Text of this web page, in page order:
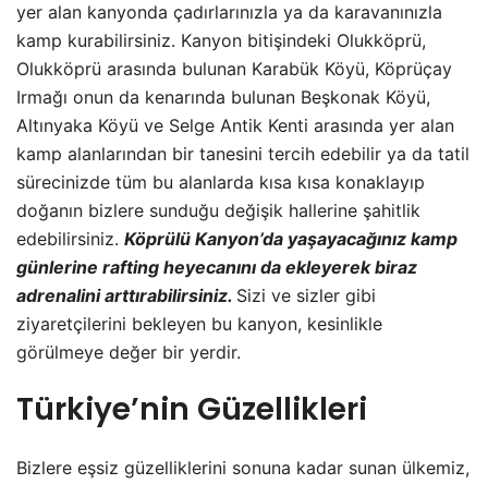
yer alan kanyonda çadırlarınızla ya da karavanınızla
kamp kurabilirsiniz. Kanyon bitişindeki Olukköprü,
Olukköprü arasında bulunan Karabük Köyü, Köprüçay
Irmağı onun da kenarında bulunan Beşkonak Köyü,
Altınyaka Köyü ve Selge Antik Kenti arasında yer alan
kamp alanlarından bir tanesini tercih edebilir ya da tatil
sürecinizde tüm bu alanlarda kısa kısa konaklayıp
doğanın bizlere sunduğu değişik hallerine şahitlik
edebilirsiniz. Köprülü Kanyon’da yaşayacağınız kamp
günlerine rafting heyecanını da ekleyerek biraz
adrenalini arttırabilirsiniz. Sizi ve sizler gibi
ziyaretçilerini bekleyen bu kanyon, kesinlikle
görülmeye değer bir yerdir.
Türkiye’nin Güzellikleri
Bizlere eşsiz güzelliklerini sonuna kadar sunan ülkemiz,